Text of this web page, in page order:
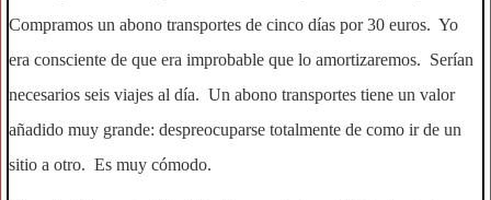
Compramos un abono transportes de cinco días por 30 euros. Yo
era consciente de que era improbable que lo amortizaremos. Serían
necesarios seis viajes al día. Un abono transportes tiene un valor
añadido muy grande: despreocuparse totalmente de como ir de un
sitio a otro. Es muy cómodo.